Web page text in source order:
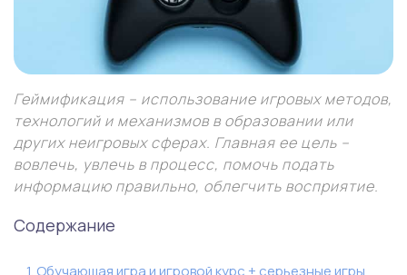
Геймификация – использование игровых методов,
технологий и механизмов в образовании или
других неигровых сферах. Главная ее цель –
вовлечь, увлечь в процесс, помочь подать
информацию правильно, облегчить восприятие.
Содержание
1. Обучающая игра и игровой курс + серьезные игры